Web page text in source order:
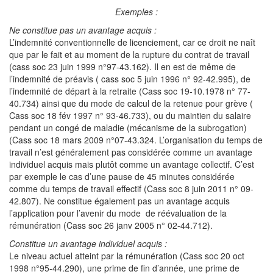
Exemples :
Ne constitue pas un avantage acquis :
L’indemnité conventionnelle de licenciement, car ce droit ne naît
que par le fait et au moment de la rupture du contrat de travail
(cass soc 23 juin 1999 n°97-43.162). Il en est de même de
l’indemnité de préavis ( cass soc 5 juin 1996 n° 92-42.995), de
l’indemnité de départ à la retraite (Cass soc 19-10.1978 n° 77-
40.734) ainsi que du mode de calcul de la retenue pour grève (
Cass soc 18 fév 1997 n° 93-46.733), ou du maintien du salaire
pendant un congé de maladie (mécanisme de la subrogation)
(Cass soc 18 mars 2009 n°07-43.324. L’organisation du temps de
travail n’est généralement pas considérée comme un avantage
individuel acquis mais plutôt comme un avantage collectif. C’est
par exemple le cas d’une pause de 45 minutes considérée
comme du temps de travail effectif (Cass soc 8 juin 2011 n° 09-
42.807). Ne constitue également pas un avantage acquis
l’application pour l’avenir du mode de réévaluation de la
rémunération (Cass soc 26 janv 2005 n° 02-44.712).
Constitue un avantage individuel acquis :
Le niveau actuel atteint par la rémunération (Cass soc 20 oct
1998 n°95-44.290), une prime de fin d’année, une prime de